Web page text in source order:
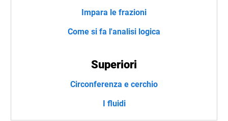
Impara le frazioni
Come si fa l'analisi logica
Superiori
Circonferenza e cerchio
I fluidi